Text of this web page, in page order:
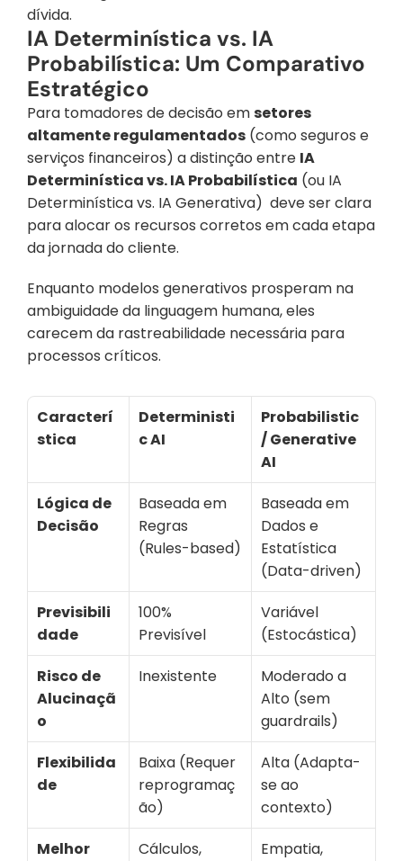
dívida.
IA Determinística vs. IA
Probabilística: Um Comparativo
Estratégico
Para tomadores de decisão em setores
altamente regulamentados (como seguros e
serviços financeiros) a distinção entre IA
Determinística vs. IA Probabilística (ou IA
Determinística vs. IA Generativa)  deve ser clara
para alocar os recursos corretos em cada etapa
da jornada do cliente.
Enquanto modelos generativos prosperam na
ambiguidade da linguagem humana, eles
carecem da rastreabilidade necessária para
processos críticos.
Caracterí
stica
Deterministi
c AI
Probabilistic
/ Generative
AI
Lógica de
Decisão
Baseada em
Regras
(Rules-based)
Baseada em
Dados e
Estatística
(Data-driven)
Previsibili
dade
100%
Previsível
Variável
(Estocástica)
Risco de
Alucinaçã
o
Inexistente
Moderado a
Alto (sem
guardrails)
Flexibilida
de
Baixa (Requer
reprogramaç
ão)
Alta (Adapta-
se ao
contexto)
Melhor
Cálculos,
Empatia,